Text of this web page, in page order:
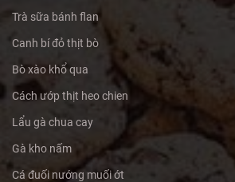
Trà sữa bánh flan
Canh bí đỏ thịt bò
Bò xào khổ qua
Cách ướp thịt heo chien
Lẩu gà chua cay
Gà kho nấm
Cá đuối nướng muối ớt